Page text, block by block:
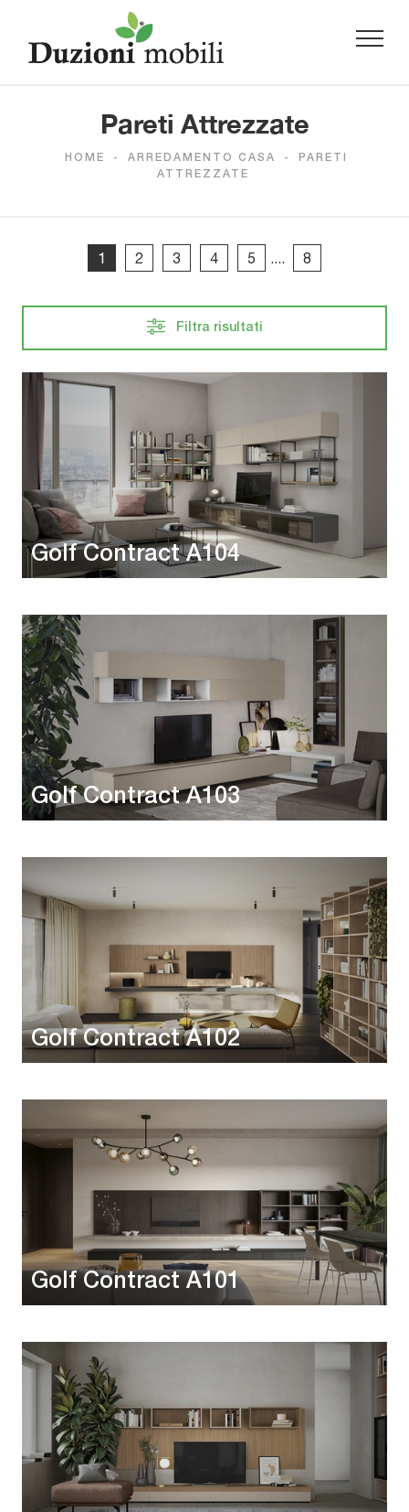
Pareti Attrezzate
HOME - ARREDAMENTO CASA -
PARETI
ATTREZZATE
1 2 3 4 5 .... 8
Filtra risultati
Golf Contract A104
Golf Contract A103
Golf Contract A102
Golf Contract A101